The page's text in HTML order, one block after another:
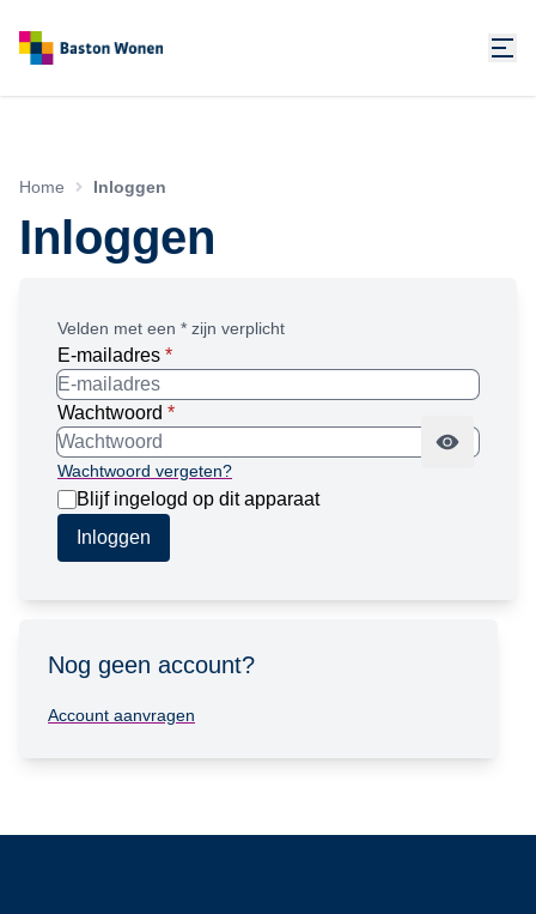
Home Inloggen
Inloggen
Velden met een * zijn verplicht
E-mailadres *
Wachtwoord *
Wachtwoord vergeten?
Blijf ingelogd op dit apparaat
Inloggen
Nog geen account?
Account aanvragen